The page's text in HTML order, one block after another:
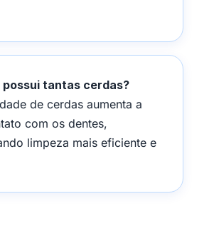
possui tantas cerdas?
de cerdas aumenta a
com os dentes,
limpeza mais eficiente e